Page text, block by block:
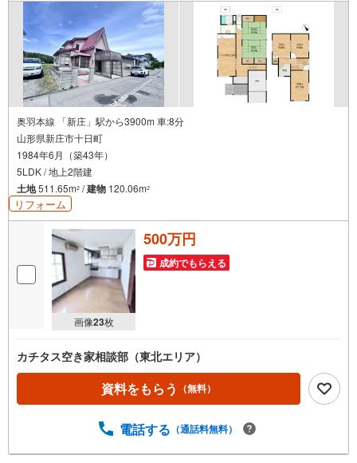
奥羽本線 「新庄」駅から3900m 車:8分
山形県新庄市十日町
1984年6月（築43年）
5LDK / 地上2階建
土地511.65m2 /建物 120.06m2
リフォーム
画像23枚
500万円
成約でもらえる
カチタス空き家相談部（東北エリア）
資料をもらう （無料）
電話する （通話料無料）